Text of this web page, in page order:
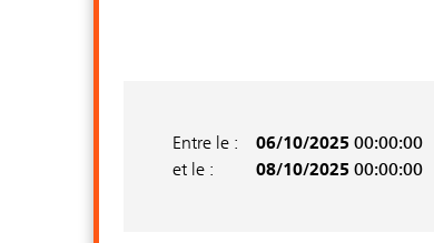
Entre le : 06/10/2025 00:00:00
et le :
08/10/2025 00:00:00